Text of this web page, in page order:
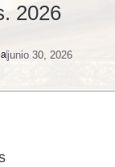
2026
junio 30, 2026